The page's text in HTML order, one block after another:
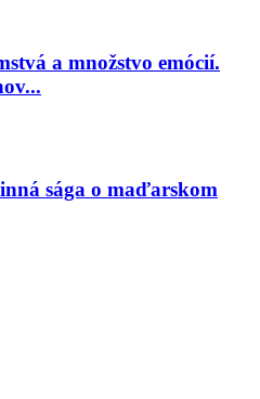
a množstvo emócií.
sága o maďarskom